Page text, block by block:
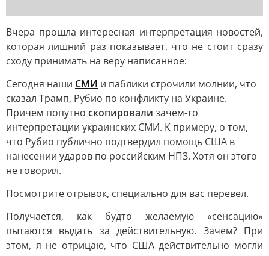
Вчера прошла интересная интерпретация новостей,
которая лишний раз показывает, что не стоит сразу
сходу принимать на веру написанное:
Сегодня наши СМИ и паблики строчили молнии, что
сказал Трамп, Рубио по конфликту на Украине.
Причем попутно скопировали зачем-то
интерпретации украинских СМИ. К примеру, о том,
что Рубио публично подтвердил помощь США в
нанесении ударов по российским НПЗ. Хотя он этого
не говорил.
Посмотрите отрывок, специально для вас перевел.
Получается, как будто желаемую «сенсацию»
пытаются выдать за действительную. Зачем? При
этом, я не отрицаю, что США действительно могли